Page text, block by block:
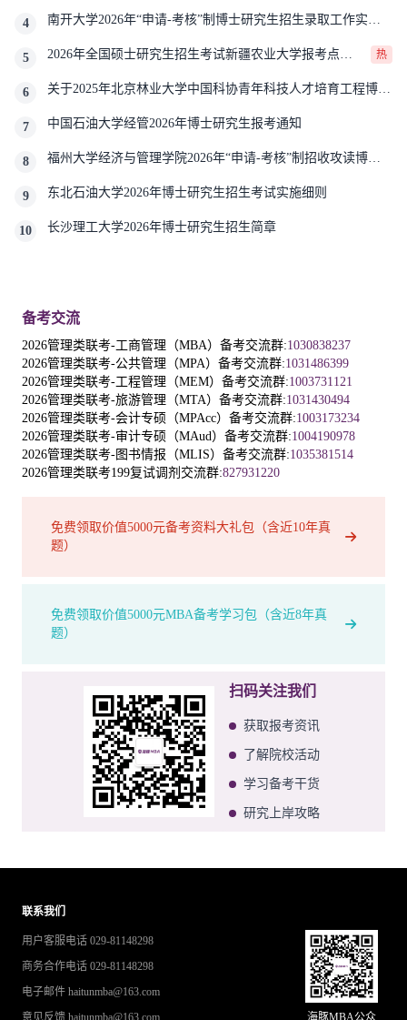
4
南开大学2026年“申请-考核”制博士研究生招生录取工作实施
5
2026年全国硕士研究生招生考试新疆农业大学报考点网
热
6
关于2025年北京林业大学中国科协青年科技人才培育工程博士
7
中国石油大学经管2026年博士研究生报考通知
8
福州大学经济与管理学院2026年“申请-考核”制招收攻读博士
9
东北石油大学2026年博士研究生招生考试实施细则
10 长沙理工大学2026年博士研究生招生简章
备考交流
2026管理类联考-工商管理（MBA）备考交流群:1030838237
2026管理类联考-公共管理（MPA）备考交流群:1031486399
2026管理类联考-工程管理（MEM）备考交流群:1003731121
2026管理类联考-旅游管理（MTA）备考交流群:1031430494
2026管理类联考-会计专硕（MPAcc）备考交流群:1003173234
2026管理类联考-审计专硕（MAud）备考交流群:1004190978
2026管理类联考-图书情报（MLIS）备考交流群:1035381514
2026管理类联考199复试调剂交流群:827931220
免费领取价值5000元备考资料大礼包（含近10年真
题）
免费领取价值5000元MBA备考学习包（含近8年真
题）
扫码关注我们
获取报考资讯
了解院校活动
学习备考干货
研究上岸攻略
联系我们
用户客服电话 029-81148298
商务合作电话 029-81148298
电子邮件 haitunmba@163.com
意见反馈 haitunmba@163.com
海豚MBA公众